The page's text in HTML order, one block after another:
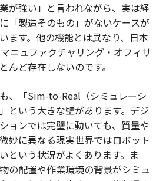
が強い」と言われながら、実は経
「製造そのもの」がないケースが
ます。他の機能とは異なり、日本
ニュファクチャリング・オフィサ
んど存在しないのです。
、「Sim-to-Real（シミュレーシ
という大きな壁があります。デジ
ョンでは完璧に動いても、質量や
妙に異なる現実世界ではロボット
という状況がよくあります。ま
の配置や作業環境の背景がシミュ